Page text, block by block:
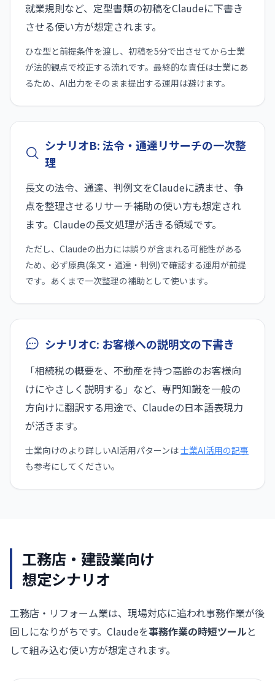
就業規則など、定型書類の初稿をClaudeに下書き
させる使い方が想定されます。
ひな型と前提条件を渡し、初稿を5分で出させてから士業
が法的観点で校正する流れです。最終的な責任は士業にあ
るため、AI出力をそのまま提出する運用は避けます。
シナリオB: 法令・通達リサーチの一次整
理
長文の法令、通達、判例文をClaudeに読ませ、争
点を整理させるリサーチ補助の使い方も想定され
ます。Claudeの長文処理が活きる領域です。
ただし、Claudeの出力には誤りが含まれる可能性がある
ため、必ず原典(条文・通達・判例)で確認する運用が前提
です。あくまで一次整理の補助として使います。
シナリオC: お客様への説明文の下書き
「相続税の概要を、不動産を持つ高齢のお客様向
けにやさしく説明する」など、専門知識を一般の
方向けに翻訳する用途で、Claudeの日本語表現力
が活きます。
士業向けのより詳しいAI活用パターンは士業AI活用の記事
も参考にしてください。
工務店・建設業向け
想定シナリオ
工務店・リフォーム業は、現場対応に追われ事務作業が後
回しになりがちです。Claudeを事務作業の時短ツールと
して組み込む使い方が想定されます。